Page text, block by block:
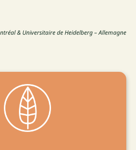
& Universitaire de Heidelberg – Allemagne